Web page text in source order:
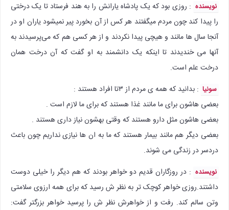
نویسنده : روزی بود که یک پادشاه یارانش را به هند فرستاد تا یک درختی
را پیدا کند چون مردم میگفتند هر کس از آن بخورد پیر نمیشود یاران او در
آنجا سال ها مانند و هیچی پیدا نکردند و از هر کسی هم که می‌پرسیدند به
آنها می خندیدند تا اینکه یک دانشمند به او گفت که آن درخت همان
درخت علم است.
سونیا : بدانید که همه ی مردم از ۳تا افراد هستند :
بعضی هاشون برای ما مانند غذا هستند که برای ما لازم است .
بعضی هاشون مثل دارو هستند که وقتی بهشون نیاز داری هستند .
بعضی دیگر هم مانند بیمار هستند که ما به ان ها نیازی نداریم چون باعث
دردسر در زندگی می شوند.
نویسنده : در روزگاران قدیم دو خواهر بودند که هم دیگر را خیلی دوست
داشتند.روزی خواهر کوچک تر به نظر ش رسید که برای همه ارزوی سلامتی
وتن سالم کند. رفت و از خواهرش نظر ش را پرسید خواهر بزرگتر گفت: